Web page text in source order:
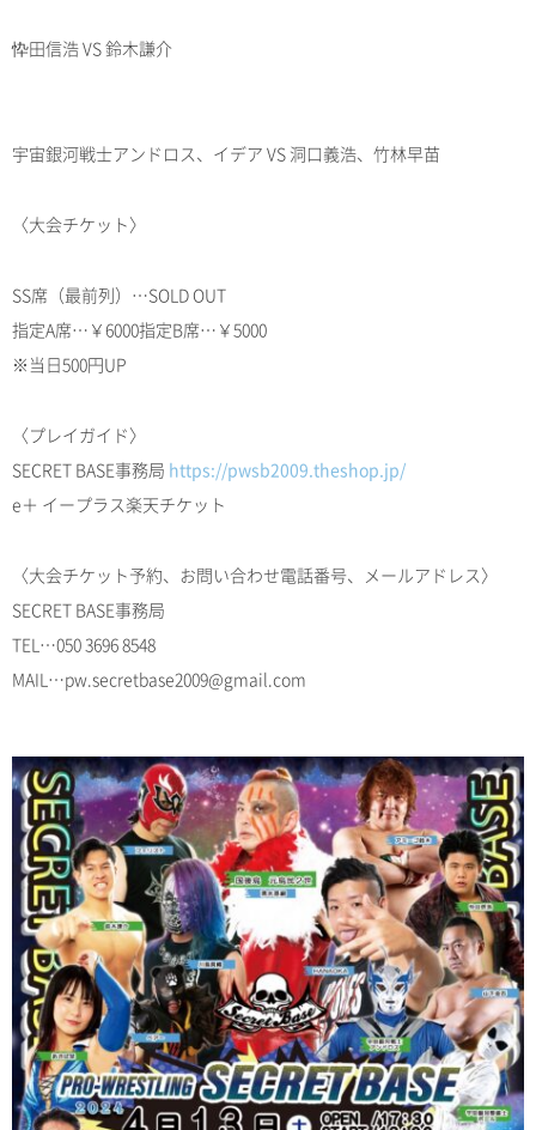
忰田信浩 VS 鈴木謙介
宇宙銀河戦士アンドロス、イデア VS 洞口義浩、竹林早苗
〈大会チケット〉
SS席（最前列）…SOLD OUT
指定A席…￥6000指定B席…￥5000
※当日500円UP
〈プレイガイド〉
SECRET BASE事務局 https://pwsb2009.theshop.jp/
e＋ イープラス楽天チケット
〈大会チケット予約、お問い合わせ電話番号、メールアドレス〉
SECRET BASE事務局
TEL…050 3696 8548
MAIL…pw.secretbase2009@gmail.com